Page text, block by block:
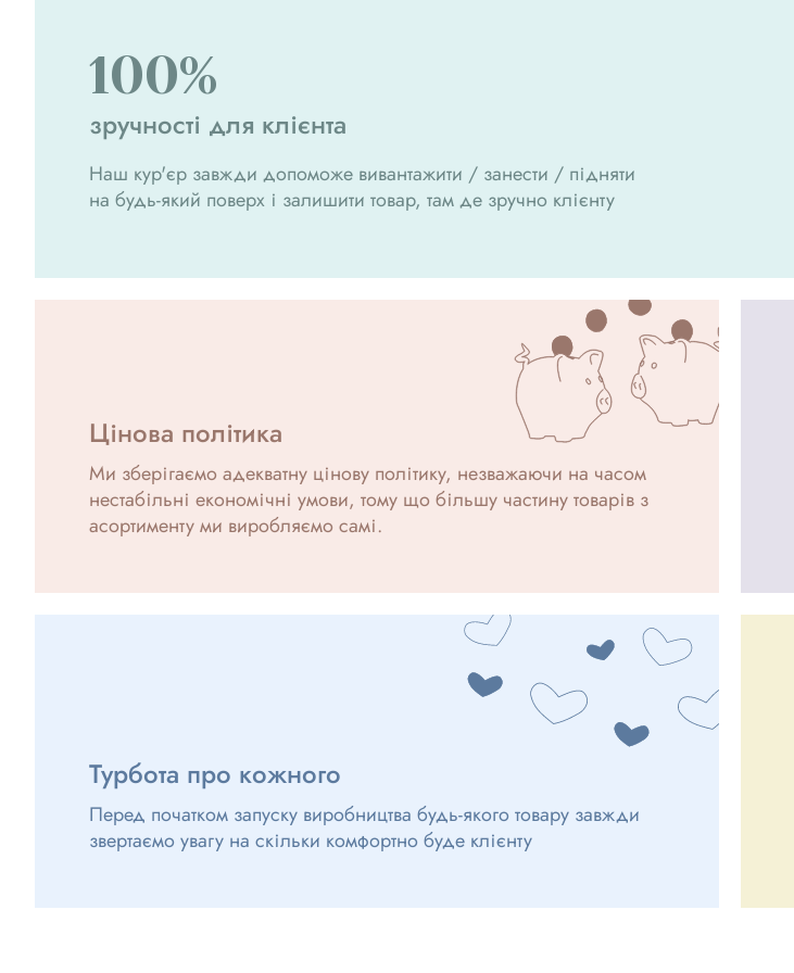
100%
зручності для клієнта
Наш кур'єр завжди допоможе вивантажити / занести / підняти
на будь-який поверх і залишити товар, там де зручно клієнту
Цінова політика
Ми зберігаємо адекватну цінову політику, незважаючи на часом
нестабільні економічні умови, тому що більшу частину товарів з
асортименту ми виробляємо самі.
Турбота про кожного
Перед початком запуску виробництва будь-якого товару завжди
звертаємо увагу на скільки комфортно буде клієнту